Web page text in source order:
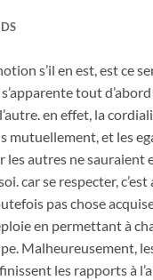
s’il en est, est ce
tout
en effet, la
mutuellement, et les
les autres ne sauraient
car se respecter,
pas chose
en permettant à
Malheureusement,
les rapports à